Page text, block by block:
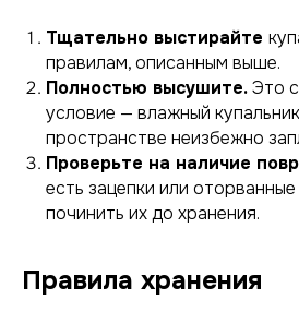
Тщательно выстирайте
правилам, описанным выше.
Полностью высушите.Это
условие — влажный
пространстве неизбежно
Проверьте на наличие
есть зацепки или
починить их до хранения.
Правила хранения